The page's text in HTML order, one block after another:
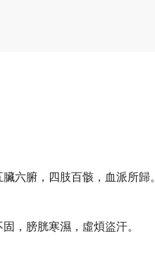
六腑，四肢百骸，血派所歸。
，膀胱寒濕，虛煩盜汗。